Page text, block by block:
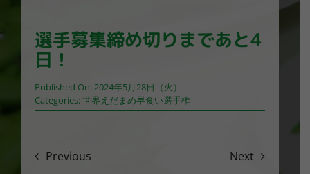
選手募集締め切りまであと4
日！
Published On: 2024年5月28日（火）
Categories:世界えだまめ早食い選手権
Previous Next